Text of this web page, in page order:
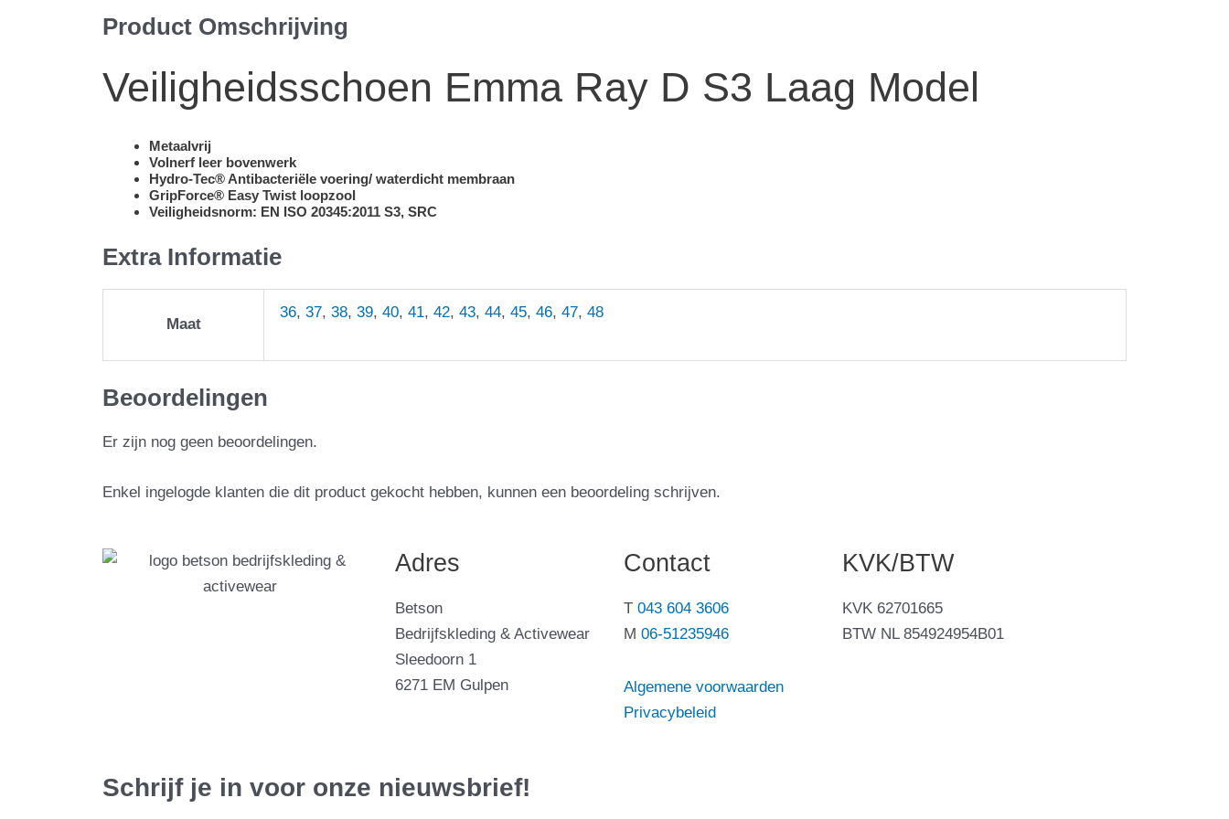
Product Omschrijving
Veiligheidsschoen Emma Ray D S3 Laag Model
Metaalvrij
Volnerf leer bovenwerk
Hydro-Tec® Antibacteriële voering/ waterdicht membraan
GripForce® Easy Twist loopzool
Veiligheidsnorm: EN ISO 20345:2011 S3, SRC
Extra Informatie
Maat
36, 37, 38, 39, 40, 41, 42, 43, 44, 45, 46, 47, 48
Beoordelingen
Er zijn nog geen beoordelingen.
Enkel ingelogde klanten die dit product gekocht hebben, kunnen een beoordeling schrijven.
Adres
Betson
Bedrijfskleding & Activewear
Sleedoorn 1
6271 EM Gulpen
Contact
T043 604 3606
M06-51235946
Algemene voorwaarden
Privacybeleid
KVK/BTW
KVK 62701665
BTW NL 854924954B01
Schrijf je in voor onze nieuwsbrief!